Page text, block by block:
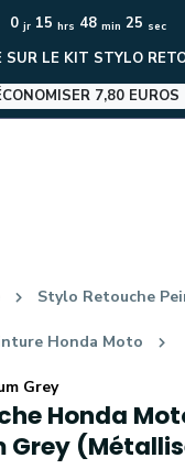
0 jr15 hrs 48 min 24 sec
LE KIT STYLO
7,80 EUROS
Stylo Retouche
Honda Moto
Grey
Honda
Grey